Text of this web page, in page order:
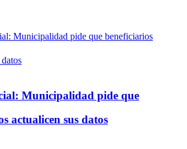
Municipalidad pide que
actualicen sus datos